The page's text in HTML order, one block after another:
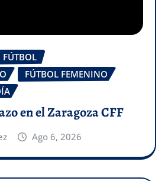
FÚTBOL
FÚTBOL FEMENINO
en el Zaragoza CFF
Ago 6, 2026